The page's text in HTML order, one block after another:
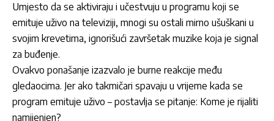
Umjesto da se aktiviraju i učestvuju u programu koji se
emituje uživo na televiziji, mnogi su ostali mirno ušuškani u
svojim krevetima, ignorišući završetak muzike koja je signal
za buđenje.
Ovakvo ponašanje izazvalo je burne reakcije među
gledaocima. Jer ako takmičari spavaju u vrijeme kada se
program emituje uživo – postavlja se pitanje: Kome je rijaliti
namijenjen?